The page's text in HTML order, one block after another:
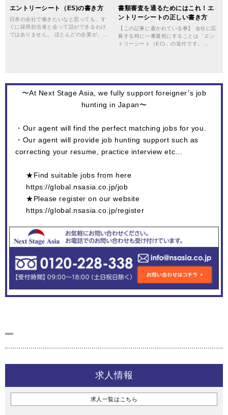
エントリーシート（ES)の書き方
日本の会社で働きたいなと思っても、す
ぐに採用担当者と会って話ができるわけ
ではありません。 ほとんどの企業が、…
書類審査を通るためにはこれ！エ
ントリーシートの正しい書き方
【この記事に書かれている事】 会社に応
募する時に一番最初にすることは「エン
トリーシート（EC)」の送付です。…
〜At Next Stage Asia, we fully support foreigner’s job
hunting in Japan〜
・Our agent will find the perfect matching jobs for you.
・Our agent will provide job hunting support such as
correcting your resume, practice interview etc…
★Find suitable jobs from here
https://global.nsasia.co.jp/job
★Please register on our website
https://global.nsasia.co.jp/register
求人情報
求人一覧はこちら